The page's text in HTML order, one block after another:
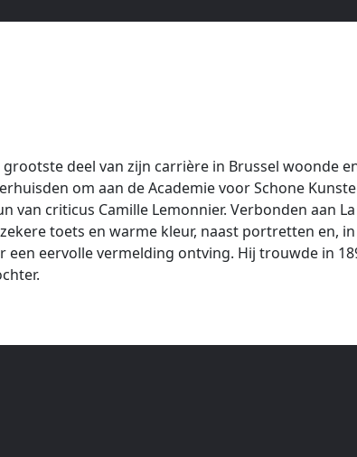
deel van zijn carrière in Brussel woonde
om aan de Academie voor Schone
criticus Camille Lemonnier. Verbonden aan
toets en warme kleur, naast portretten en,
eervolle vermelding ontving. Hij trouwde in